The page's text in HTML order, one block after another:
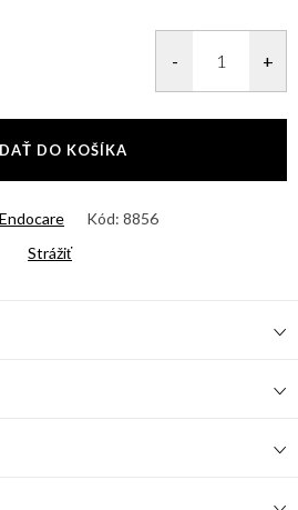
DO KOŠÍKA
Endocare Kód: 8856
Strážiť